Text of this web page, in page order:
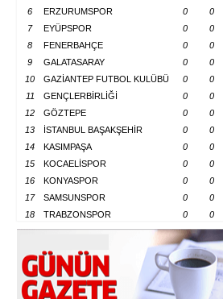
6
ERZURUMSPOR 0
0
7
EYÜPSPOR 0
0
8
FENERBAHÇE 0
0
9
GALATASARAY 0
0
10
GAZİANTEP FUTBOL KULÜBÜ 0
0
11
GENÇLERBİRLİĞİ 0
0
12
GÖZTEPE 0
0
13
İSTANBUL BAŞAKŞEHİR 0
0
14
KASIMPAŞA 0
0
15
KOCAELİSPOR 0
0
16
KONYASPOR 0
0
17
SAMSUNSPOR 0
0
18
TRABZONSPOR 0 0